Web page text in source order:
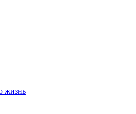
жизнь